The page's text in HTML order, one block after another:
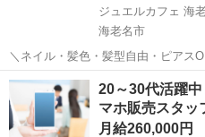
ジュエルカフェ 海
海老名市
＼ネイル・髪色・髪型自由・ピアス
クセサリー禁止なお店が多いけど ジ
です★ オシャレをしながらあなた
お願いします。 ★月10万以...
神奈川 海老名市 アパレル
20～30代活躍
マホ販売スタ
月給260,000円